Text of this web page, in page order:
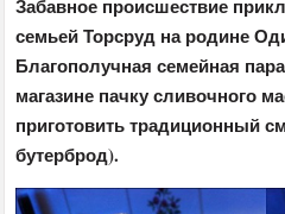
Забавное происшествие
семьей Торсруд на родине
Благополучная семейная
магазине пачку сливочного
приготовить традиционный
бутерброд).